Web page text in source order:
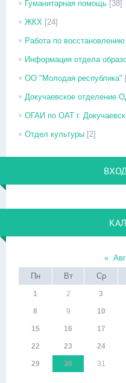
Гуманитарная помощь [38]
ЖКХ [24]
Работа по восстановлению
Информация отдела
ОО "Молодая республика"
Докучаевское отделение
ОГАИ по ОАТ г.
Отдел культуры [2]
«
Пн
Вт Ср
1 2 3
8 9 10
15 16 17
22 23 24
29 30 31